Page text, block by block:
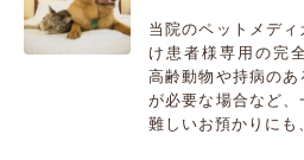
当院のペットメデ
け患者様専用の完
高齢動物や持病の
が必要な場合など
難しいお預かりにも